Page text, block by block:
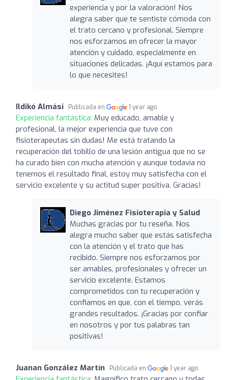
experiencia y por la valoración! Nos
alegra saber que te sentiste cómoda con
el trato cercano y profesional. Siempre
nos esforzamos en ofrecer la mayor
atención y cuidado, especialmente en
situaciones delicadas. ¡Aquí estamos para
lo que necesites!
Ildikó Almási Publicada en 1 year ago
Experiencia fantástica: Muy educado, amable y
profesional, la mejor experiencia que tuve con
fisioterapeutas sin dudas! Me está tratando la
recuperación del tobillo de una lesión antigua que no se
ha curado bien con mucha atención y aunque todavía no
tenemos el resultado final, estoy muy satisfecha con el
servicio excelente y su actitud super positiva. Gracias!
Diego Jiménez Fisioterapia y Salud
Muchas gracias por tu reseña. Nos
alegra mucho saber que estás satisfecha
con la atención y el trato que has
recibido. Siempre nos esforzamos por
ser amables, profesionales y ofrecer un
servicio excelente. Estamos
comprometidos con tu recuperación y
confiamos en que, con el tiempo, verás
grandes resultados. ¡Gracias por confiar
en nosotros y por tus palabras tan
positivas!
Juanan González Martín Publicada en 1 year ago